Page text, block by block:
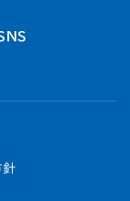
Ｓ
針